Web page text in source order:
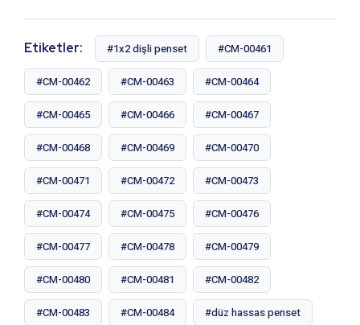
Etiketler: #1x2 dişli penset #CM-00461
#CM-00462 #CM-00463 #CM-00464
#CM-00465 #CM-00466 #CM-00467
#CM-00468 #CM-00469 #CM-00470
#CM-00471 #CM-00472 #CM-00473
#CM-00474 #CM-00475 #CM-00476
#CM-00477 #CM-00478 #CM-00479
#CM-00480 #CM-00481 #CM-00482
#CM-00483 #CM-00484 #düz hassas penset